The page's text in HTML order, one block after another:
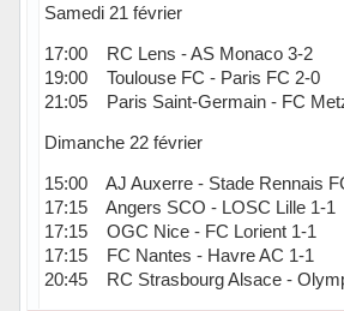
Samedi 21 février
17:00 RC Lens - AS Monaco 3-2
19:00 Toulouse FC - Paris FC 2-0
21:05 Paris Saint-Germain - FC
Dimanche 22 février
15:00 AJ Auxerre - Stade Rennais
17:15 Angers SCO - LOSC Lille 1-1
17:15 OGC Nice - FC Lorient 1-1
17:15 FC Nantes - Havre AC 1-1
20:45 RC Strasbourg Alsace -